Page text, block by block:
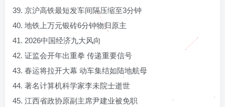
39. 京沪高铁最短发车间隔压缩至3分钟
40. 地铁上万元银砖6分钟物归原主
41. 2026中国经济九大风向
42. 证监会开年出重拳 传递重要信号
43. 春运将拉开大幕 动车集结如陆地航母
44. 著名计算机科学家李未院士逝世
45. 江西省政协原副主席尹建业被免职